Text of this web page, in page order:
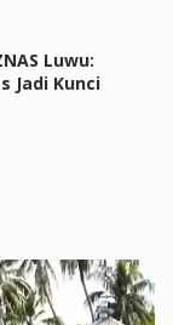
Luwu:
Jadi Kunci